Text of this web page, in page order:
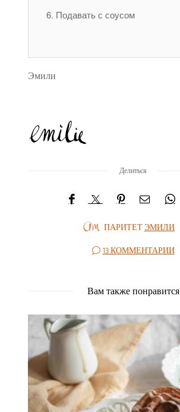
Подавать с соусом
Эмили
Делиться
ПАРИТЕТЭМИЛИ
13 КОММЕНТАРИИ
Вам также понравится